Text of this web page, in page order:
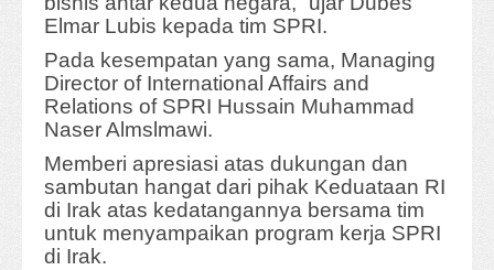
Elmar Lubis kepada tim SPRI.
Pada kesempatan yang sama, Managing
Director of International Affairs and
Relations of SPRI Hussain Muhammad
Naser Almslmawi.
Memberi apresiasi atas dukungan dan
sambutan hangat dari pihak Keduataan RI
di Irak atas kedatangannya bersama tim
untuk menyampaikan program kerja SPRI
di Irak.